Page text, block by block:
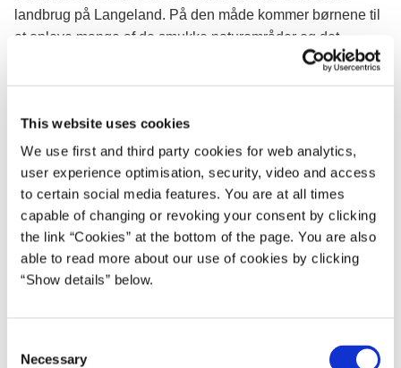
This website uses cookies
We use first and third party cookies for web analytics,
user experience optimisation, security, video and access
to certain social media features. You are at all times
capable of changing or revoking your consent by clicking
the link “Cookies” at the bottom of the page. You are also
able to read more about our use of cookies by clicking
“Show details” below.
Necessary
landbrug på Langeland. På den måde kommer børnene til
at opleve mange af de smukke naturområder og det
kulturliv, der fortæller vores lands historie, og de kommer til
Fire ministre står bag tiltaget, der nu sender skolebørn fra
Fakta om projektet
Skoler fra hele landet blev i foråret 2019 inviteret til at
55 forskellige kommuner får mulighed for at deltage i